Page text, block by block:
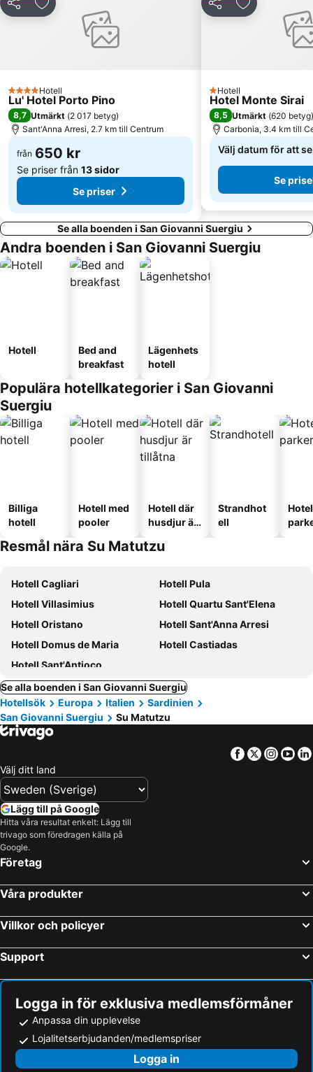
Dela Lägg till i Mina Favoriter
4 Stjärnor
Hotell
Lu' Hotel Porto Pino
8,7 Utmärkt (2 017 betyg)
Sant'Anna Arresi, 2.7 km till Centrum
från 650 kr
Se priser från 13 sidor
Se priser
Dela Lägg till i
1 Stjärnor
Hotell
Hotel Monte Sirai
8,5 Utmärkt (620 betyg)
Carbonia, 3.4 km till
Välj datum för att
Se
Se alla boenden i San Giovanni Suergiu
Andra boenden i San Giovanni Suergiu
Hotell
Bed and
breakfast
Lägenhets
hotell
Populära hotellkategorier i San Giovanni
Suergiu
Billiga
hotell
Hotell med
pooler
Hotell där
husdjur är
Strandhot
ell
Resmål nära Su Matutzu
Hotell Cagliari
Hotell Pula
Hotell Villasimius
Hotell Quartu Sant'Elena
Hotell Oristano
Hotell Sant'Anna Arresi
Hotell Domus de Maria
Hotell Castiadas
Hotell Sant'Antioco
Se alla boenden i San Giovanni Suergiu
Hotellsök
Europa Italien
Sardinien
San Giovanni Suergiu
Su Matutzu
Facebook
Twitter
Välj ditt land
Lägg till på Google
Hitta våra resultat enkelt: Lägg till
trivago som föredragen källa på
Google.
Företag
Våra produkter
Villkor och policyer
Support
Logga in för exklusiva medlemsförmåner
Anpassa din upplevelse
Lojalitetserbjudanden/medlemspriser
Logga in